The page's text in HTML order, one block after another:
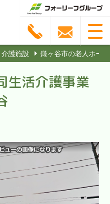
護施設 鎌ヶ谷市の老人ホー
生活介護事業